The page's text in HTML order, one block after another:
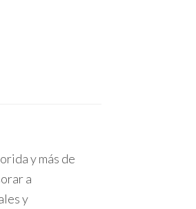
mayor.
pueden limitar su
y más de
a
y